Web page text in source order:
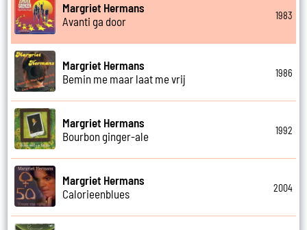
Margriet Hermans
Avanti ga door
1983
Margriet Hermans
Bemin me maar laat me vrij
1986
Margriet Hermans
Bourbon ginger-ale
1992
Margriet Hermans
Calorieenblues
2004